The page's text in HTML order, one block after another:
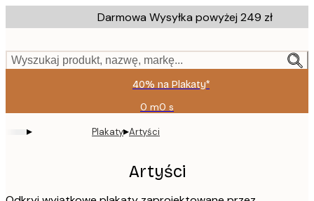
to
content.
Darmowa Wysyłka powyżej 249 zł
Wyszukaj produkt, nazwę, markę...
40% na Plakaty*
0 m0 s
Ważny
do:
2026-
09
▸ Plakaty▸Artyści
Artyści